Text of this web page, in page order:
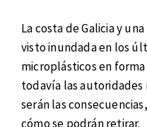
La costa de Galicia y
visto inundada en los
microplásticos en
todavía las autoridades
serán las
cómo se podrán retirar.